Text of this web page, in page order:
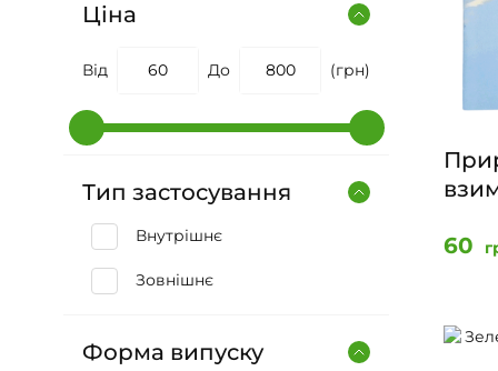
Імунна система
ЛОР-органи
Органи дихання
Органи зору
Органи травлення
Сечовивідна система
Сполучна тканина і суглоби
Шкіра, волосся, нігті
Ціна
Від До (грн)
Тип застосування
Внутрішнє
Зовнішнє
Форма випуску
60